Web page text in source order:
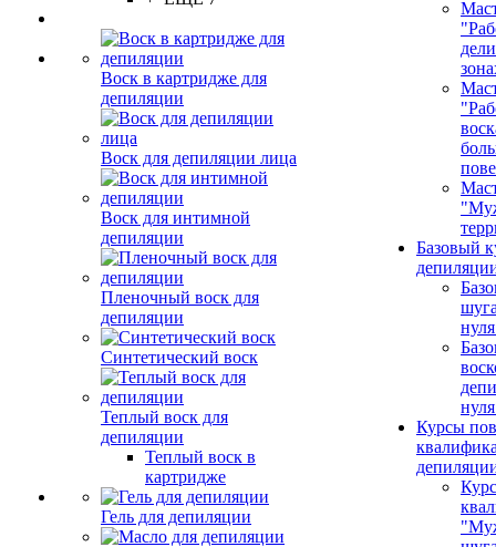
Воск в картридже для
депиляции
Воск для депиляции лица
Воск для интимной
депиляции
Пленочный воск для
депиляции
Синтетический воск
Теплый воск для
депиляции
Теплый воск в
картридже
Гель для депиляции
Базовый
Курсы